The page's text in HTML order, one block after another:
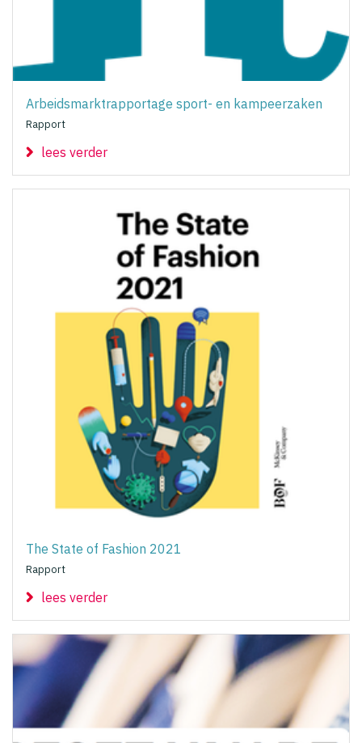
Arbeidsmarktrapportage sport- en kampeerzaken
Rapport
lees verder
The State of Fashion 2021
Rapport
lees verder